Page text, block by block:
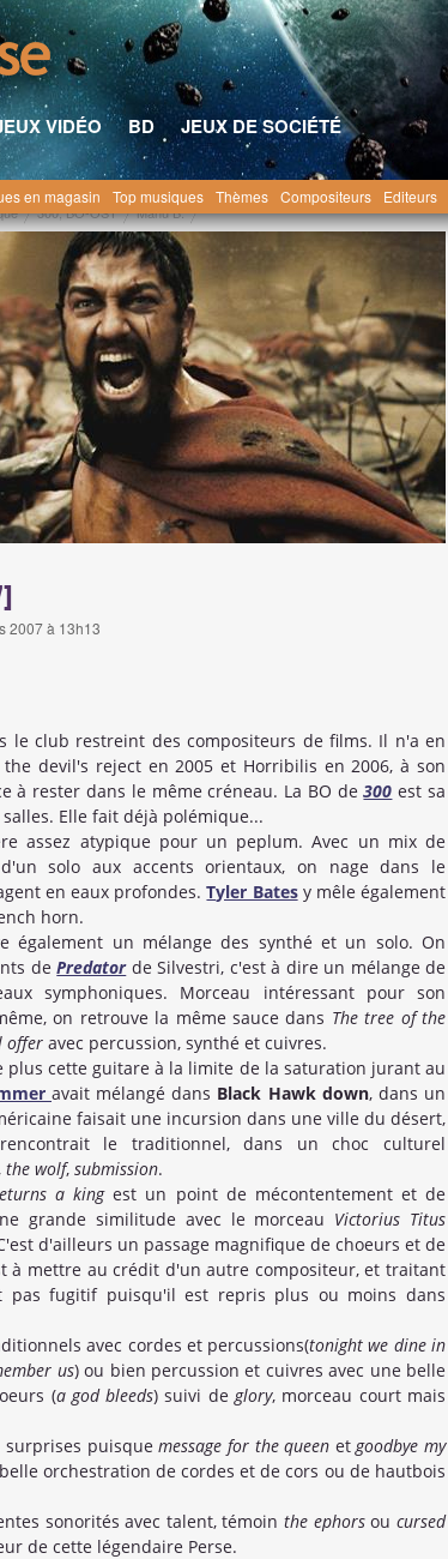
VIDÉO BD
JEUX DE SOCIÉTÉ
en magasin Top musiques Thèmes Compositeurs Editeurs
300, BO-OST Manu B.
2007 à 13h13
le club restreint des compositeurs de films. Il n'a en
devil's reject en 2005 et Horribilis en 2006, à son
à rester dans le même créneau. La BO de300 est sa
Elle fait déjà polémique...
assez atypique pour un peplum. Avec un mix de
solo aux accents orientaux, on nage dans le
en eaux profondes.Tyler Batesy mêle également
horn.
également un mélange des synthé et un solo. On
dePredatorde Silvestri, c'est à dire un mélange de
symphoniques. Morceau intéressant pour son
on retrouve la même sauce dans The tree of the
offer avec percussion, synthé et cuivres.
plus cette guitare à la limite de la saturation jurant au
avait mélangé dans Black Hawk down, dans un
faisait une incursion dans une ville du désert,
le traditionnel, dans un choc culturel
the wolf, submission.
a kingest un point de mécontentement et de
grande similitude avec le morceau Victorius Titus
d'ailleurs un passage magnifique de choeurs et de
à mettre au crédit d'un autre compositeur, et traitant
pas fugitif puisqu'il est repris plus ou moins dans
avec cordes et percussions(tonight we dine in
us) ou bien percussion et cuivres avec une belle
(a god bleeds) suivi deglory, morceau court mais
surprises puisquemessage for the queen etgoodbye my
orchestration de cordes et de cors ou de hautbois
sonorités avec talent, témointhe ephorsoucursed
de cette légendaire Perse.